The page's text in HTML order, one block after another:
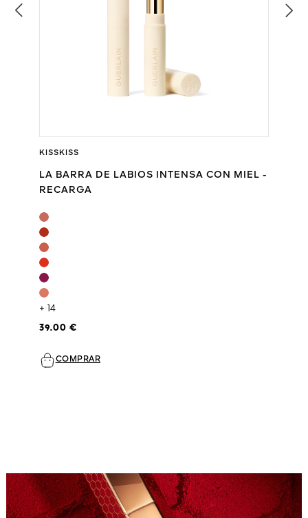
KISSKISS
LA BARRA DE LABIOS INTENSA CON MIEL -
RECARGA
+ 14
39.00 €
COMPRAR